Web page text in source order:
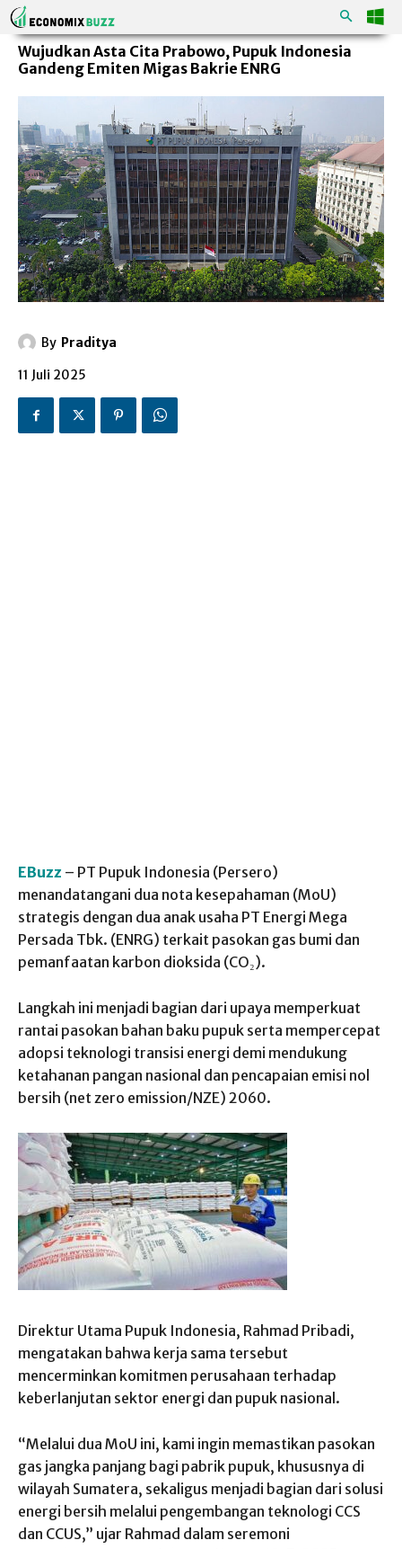
Wujudkan Asta Cita Prabowo, Pupuk Indonesia
Gandeng Emiten Migas Bakrie ENRG
By Praditya
11 Juli 2025
EBuzz – PT Pupuk Indonesia (Persero)
menandatangani dua nota kesepahaman (MoU)
strategis dengan dua anak usaha PT Energi Mega
Persada Tbk. (ENRG) terkait pasokan gas bumi dan
pemanfaatan karbon dioksida (CO₂).
Langkah ini menjadi bagian dari upaya memperkuat
rantai pasokan bahan baku pupuk serta mempercepat
adopsi teknologi transisi energi demi mendukung
ketahanan pangan nasional dan pencapaian emisi nol
bersih (net zero emission/NZE) 2060.
Direktur Utama Pupuk Indonesia, Rahmad Pribadi,
mengatakan bahwa kerja sama tersebut
mencerminkan komitmen perusahaan terhadap
keberlanjutan sektor energi dan pupuk nasional.
“Melalui dua MoU ini, kami ingin memastikan pasokan
gas jangka panjang bagi pabrik pupuk, khususnya di
wilayah Sumatera, sekaligus menjadi bagian dari solusi
energi bersih melalui pengembangan teknologi CCS
dan CCUS,” ujar Rahmad dalam seremoni